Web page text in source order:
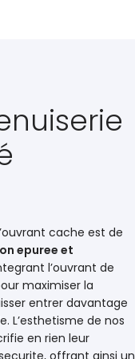
cache est de
epuree et
l’ouvrant de
maximiser la
entrer davantage
L’esthetisme de nos
en rien leur